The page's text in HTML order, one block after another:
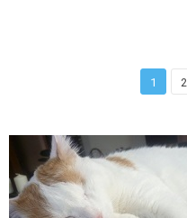
1 2